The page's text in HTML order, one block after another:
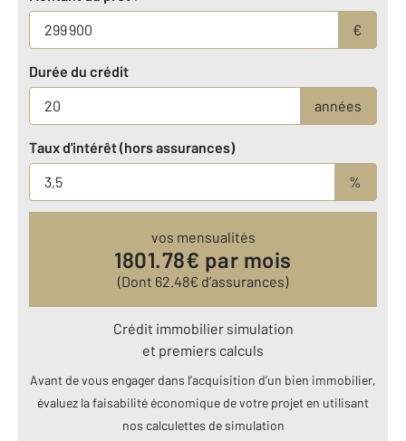
€
Durée du crédit
années
Taux d'intérêt (hors assurances)
%
vos mensualités
1801.78€ par mois
(Dont 62.48€ d’assurances)
Crédit immobilier simulation
et premiers calculs
Avant de vous engager dans l’acquisition d’un bien immobilier,
évaluez la faisabilité économique de votre projet en utilisant
nos calculettes de simulation